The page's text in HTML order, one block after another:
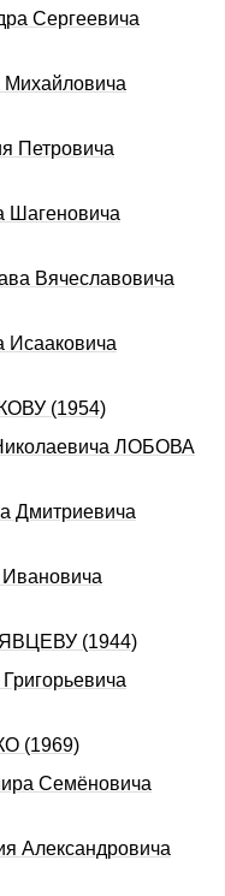
Сергеевича
Михайловича
Петровича
Шагеновича
Вячеславовича
Исааковича
(1954)
ЛОБОВА
Дмитриевича
(1944)
(1969)
Семёновича
Александровича